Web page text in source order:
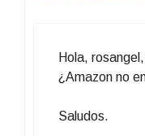
Hola,
¿Amazon no
Saludos.